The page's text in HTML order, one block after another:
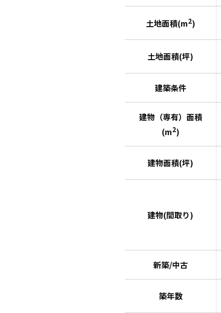
土地面積(m2)
土地面積(坪)
建築条件
建物（専有）面積
(m2)
建物面積(坪)
建物(間取り)
新築/中古
築年数